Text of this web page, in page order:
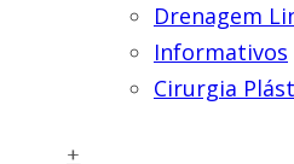
Drenagem
Informativos
Cirurgia
+